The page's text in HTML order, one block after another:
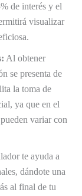
de interés y el
visualizar
Al obtener
se presenta de
la toma de
ya que en el
variar con
te ayuda a
dándote una
al final de tu